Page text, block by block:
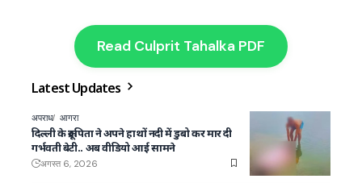
Read Culprit Tahalka PDF
Latest Updates
अपराध आगरा
दिल्ली के क्रूर पिता ने अपने हाथों नदी में डुबो कर मार दी
गर्भवती बेटी.. अब वीडियो आई सामने
अगस्त 6, 2026